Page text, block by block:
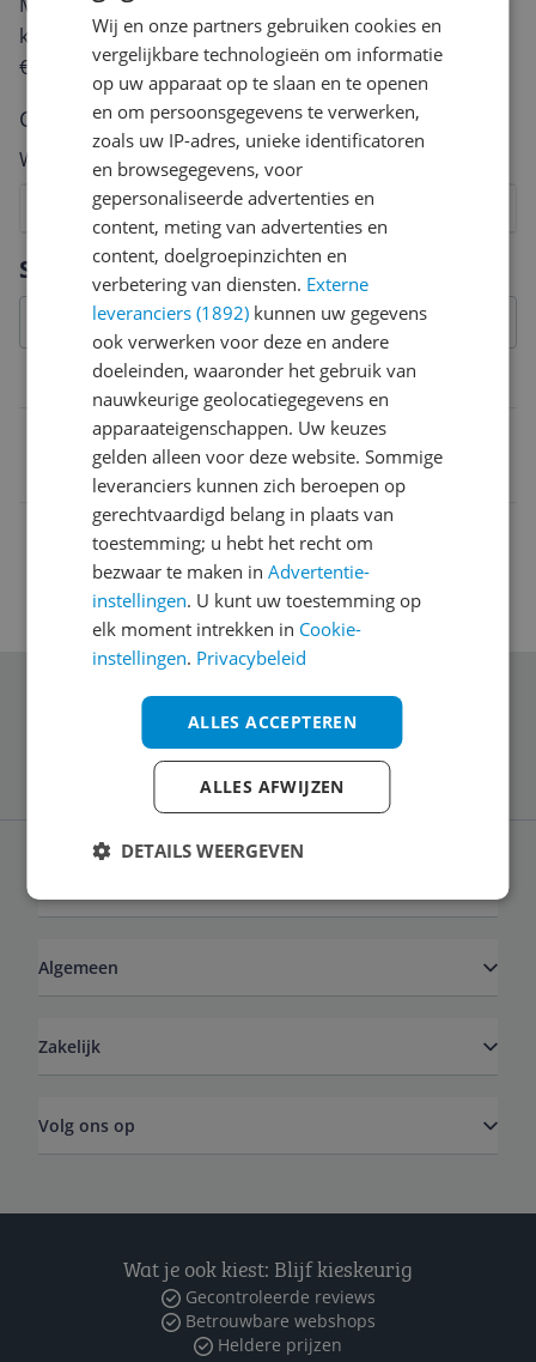
Specificaties
Belangrijkste kenmerken
3545020079164
keuze te maken én maak je iedere maand kans op
€250,-!
Klik hier voor de actievoorwaarden.
Cijfer
Welk cijfer geef jij dit product?
7
6
5
4
3
2
Vraag 1 van 4
Schrijf je in voor onze nieuwsbrief
Algemeen
Zakelijk
Volg ons op
Wat je ook kiest: Blijf kieskeurig
Gecontroleerde reviews
Betrouwbare webshops
Heldere prijzen
Wij en onze partners gebruiken cookies en
vergelijkbare technologieën om informatie
op uw apparaat op te slaan en te openen
en om persoonsgegevens te verwerken,
zoals uw IP-adres, unieke identificatoren
en browsegegevens, voor
gepersonaliseerde advertenties en
content, meting van advertenties en
content, doelgroepinzichten en
verbetering van diensten. Externe
leveranciers (1892) kunnen uw gegevens
ook verwerken voor deze en andere
doeleinden, waaronder het gebruik van
nauwkeurige geolocatiegegevens en
apparaateigenschappen. Uw keuzes
gelden alleen voor deze website. Sommige
leveranciers kunnen zich beroepen op
gerechtvaardigd belang in plaats van
toestemming; u hebt het recht om
bezwaar te maken inAdvertentie-
instellingen. U kunt uw toestemming op
elk moment intrekken in Cookie-
instellingen. Privacybeleid
ALLES ACCEPTEREN
ALLES AFWIJZEN
DETAILS WEERGEVEN